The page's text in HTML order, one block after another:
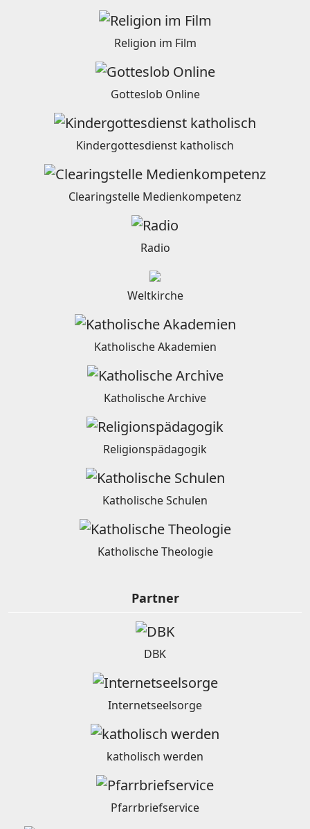
Religion im Film
Gotteslob Online
Kindergottesdienst katholisch
Clearingstelle Medienkompetenz
Radio
Weltkirche
Katholische Akademien
Katholische Archive
Religionspädagogik
Katholische Schulen
Katholische Theologie
Partner
DBK
Internetseelsorge
katholisch werden
Pfarrbriefservice